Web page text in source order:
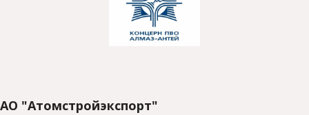
АО "Атомстройэкспорт"